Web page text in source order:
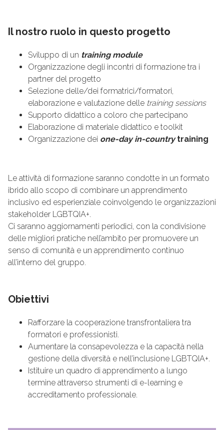
Il nostro ruolo in questo progetto
Sviluppo di un training module
Organizzazione degli incontri di formazione tra i
partner del progetto
Selezione delle/dei formatrici/formatori,
elaborazione e valutazione delle training sessions
Supporto didattico a coloro che partecipano
Elaborazione di materiale didattico e toolkit
Organizzazione dei one-day in-countrytraining
Le attività di formazione saranno condotte in un formato
ibrido allo scopo di combinare un apprendimento
inclusivo ed esperienziale coinvolgendo le organizzazioni
stakeholder LGBTQIA+.
Ci saranno aggiornamenti periodici, con la condivisione
delle migliori pratiche nell’ambito per promuovere un
senso di comunità e un apprendimento continuo
all’interno del gruppo.
Obiettivi
Rafforzare la cooperazione transfrontaliera tra
formatori e professionisti.
Aumentare la consapevolezza e la capacità nella
gestione della diversità e nell’inclusione LGBTQIA+.
Istituire un quadro di apprendimento a lungo
termine attraverso strumenti di e-learning e
accreditamento professionale.